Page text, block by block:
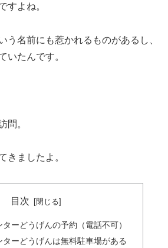
すよね。
う名前にも惹かれるものがあるし、
いたんです。
問。
きましたよ。
目次
ーどうげんの予約（電話不可）
ターどうげんは無料駐車場がある